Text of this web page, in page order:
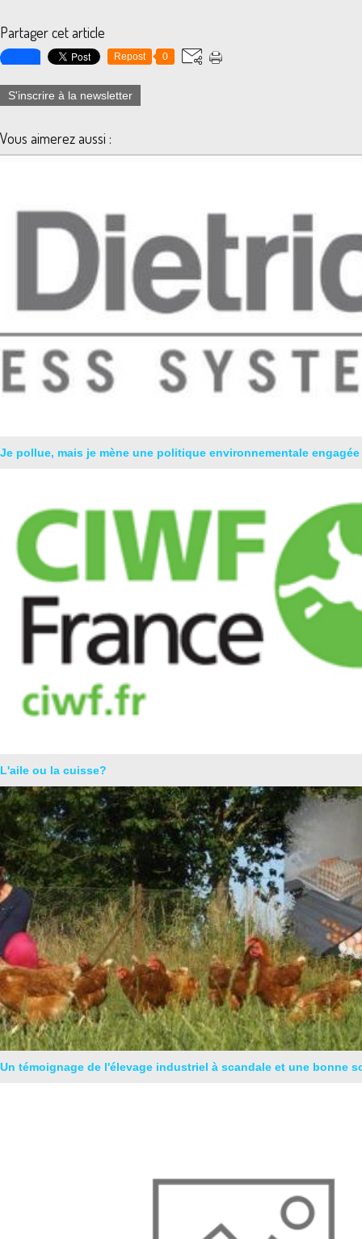
Partager cet article
Repost 0
S'inscrire à la newsletter
Vous aimerez aussi :
Je pollue, mais je mène une politique environnementale engagée
L'aile ou la cuisse?
Un témoignage de l'élevage industriel à scandale et une bonne